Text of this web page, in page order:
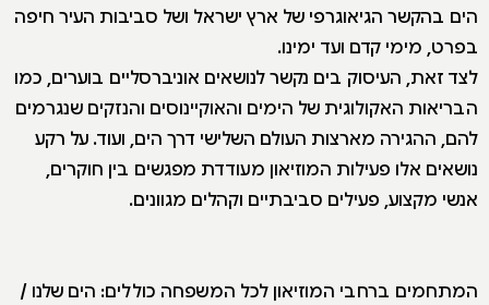
הים בהקשר הגיאוגרפי של ארץ ישראל ושל סביבות העיר חיפה
בפרט, מימי קדם ועד ימינו.
לצד זאת, העיסוק בים נקשר לנושאים אוניברסליים בוערים, כמו
הבריאות האקולוגית של הימים והאוקיינוסים והנזקים שנגרמים
להם, ההגירה מארצות העולם השלישי דרך הים, ועוד. על רקע
נושאים אלו פעילות המוזיאון מעודדת מפגשים בין חוקרים,
אנשי מקצוע, פעילים סביבתיים וקהלים מגוונים.
המתחמים ברחבי המוזיאון לכל המשפחה כוללים: הים שלנו /